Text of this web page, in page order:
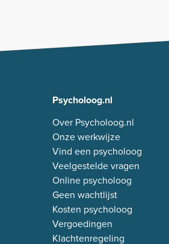
Psycholoog.nl
Over Psycholoog.nl
Onze werkwijze
Vind een psycholoog
Veelgestelde vragen
Online psycholoog
Geen wachtlijst
Kosten psycholoog
Vergoedingen
Klachtenregeling